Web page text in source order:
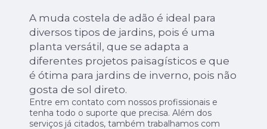
A muda costela de adão é ideal para
diversos tipos de jardins, pois é uma
planta versátil, que se adapta a
diferentes projetos paisagísticos e que
é ótima para jardins de inverno, pois não
gosta de sol direto.
Entre em contato com nossos profissionais e
tenha todo o suporte que precisa. Além dos
serviços já citados, também trabalhamos com